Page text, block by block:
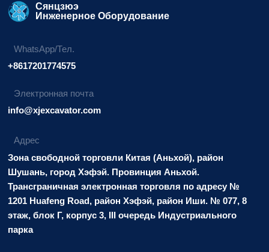
Сянцзюэ
Инженерное Оборудование
WhatsApp/Тел.
+8617201774575
Электронная почта
info@xjexcavator.com
Адрес
Зона свободной торговли Китая (Аньхой), район
Шушань, город Хэфэй. Провинция Аньхой.
Трансграничная электронная торговля по адресу №
1201 Huafeng Road, район Хэфэй, район Иши. № 077, 8
этаж, блок Г, корпус 3, III очередь Индустриального
парка